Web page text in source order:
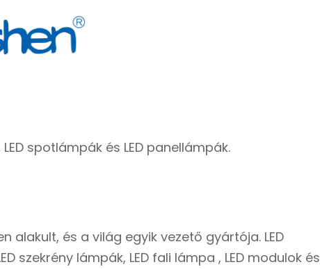
spotlámpák és LED panellámpák.
alakult, és a világ egyik vezető gyártója. LED
szekrény lámpák, LED fali lámpa , LED modulok és